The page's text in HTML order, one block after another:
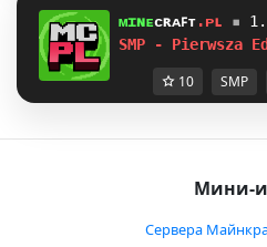
ᴍɪɴᴇᴄʀᴀꜰᴛ.ᴘʟ ▪
SMP - Pierwsza
10 SMP
Мини-
Сервера